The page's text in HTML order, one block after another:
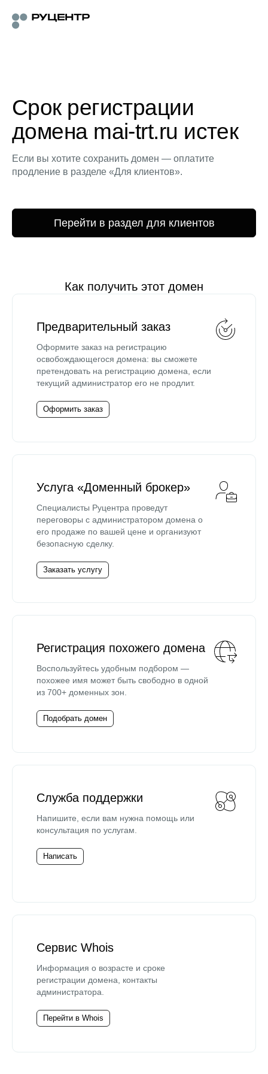
Срок регистрации
домена mai-trt.ru истек
Если вы хотите сохранить домен — оплатите
продление в разделе «Для клиентов».
Перейти в раздел для клиентов
Как получить этот домен
Предварительный заказ
Оформите заказ на регистрацию
освобождающегося домена: вы сможете
претендовать на регистрацию домена, если
текущий администратор его не продлит.
Оформить заказ
Услуга «Доменный брокер»
Специалисты Руцентра проведут
переговоры с администратором домена о
его продаже по вашей цене и организуют
безопасную сделку.
Заказать услугу
Регистрация похожего домена
Воспользуйтесь удобным подбором —
похожее имя может быть свободно в одной
из 700+ доменных зон.
Подобрать домен
Служба поддержки
Напишите, если вам нужна помощь или
консультация по услугам.
Написать
Сервис Whois
Информация о возрасте и сроке
регистрации домена, контакты
администратора.
Перейти в Whois